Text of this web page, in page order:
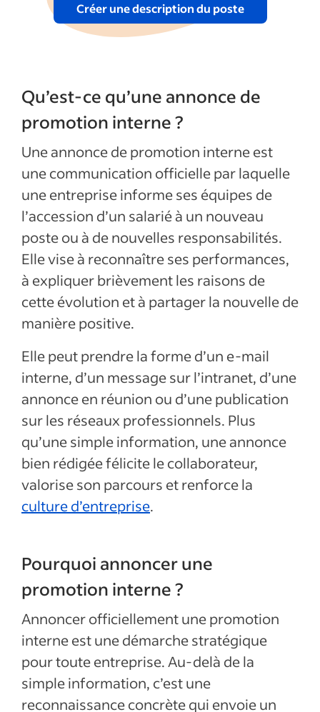
Créer une description du poste
Qu’est-ce qu’une annonce de
promotion interne ?
Une annonce de promotion interne est
une communication officielle par laquelle
une entreprise informe ses équipes de
l’accession d’un salarié à un nouveau
poste ou à de nouvelles responsabilités.
Elle vise à reconnaître ses performances,
à expliquer brièvement les raisons de
cette évolution et à partager la nouvelle de
manière positive.
Elle peut prendre la forme d’un e-mail
interne, d’un message sur l’intranet, d’une
annonce en réunion ou d’une publication
sur les réseaux professionnels. Plus
qu’une simple information, une annonce
bien rédigée félicite le collaborateur,
valorise son parcours et renforce la
culture d’entreprise.
Pourquoi annoncer une
promotion interne ?
Annoncer officiellement une promotion
interne est une démarche stratégique
pour toute entreprise. Au-delà de la
simple information, c’est une
reconnaissance concrète qui envoie un